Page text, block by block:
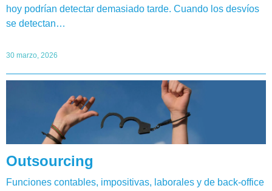
hoy podrían detectar demasiado tarde. Cuando los desvíos
se detectan…
30 marzo, 2026
Outsourcing
Funciones contables, impositivas, laborales y de back-office